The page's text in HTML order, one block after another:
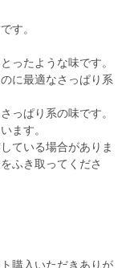
す。
ったような味です。
に最適なさっぱり系
っぱり系の味です。
ます。
ている場合がありま
ふき取ってくださ
購入いただきありが